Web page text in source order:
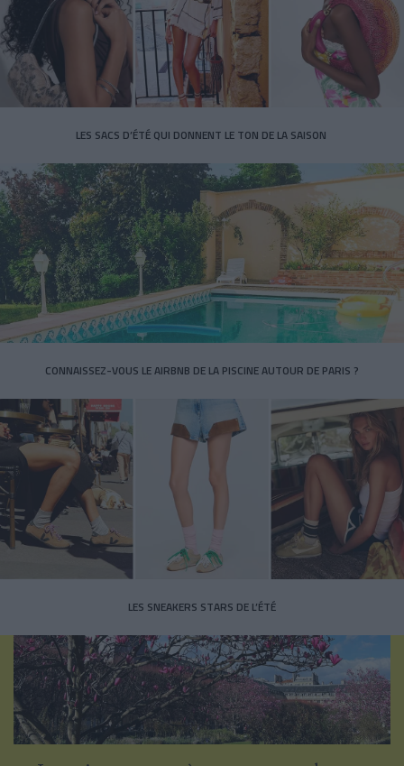
LES SACS D’ÉTÉ QUI DONNENT LE TON DE LA SAISON
CONNAISSEZ-VOUS LE AIRBNB DE LA PISCINE AUTOUR DE PARIS ?
LES SNEAKERS STARS DE L’ÉTÉ